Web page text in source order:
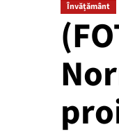
Învățământ